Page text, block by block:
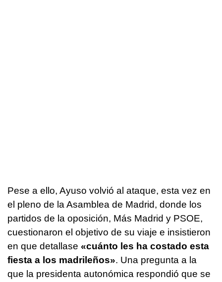
Pese a ello, Ayuso volvió al ataque, esta vez en
el pleno de la Asamblea de Madrid, donde los
partidos de la oposición, Más Madrid y PSOE,
cuestionaron el objetivo de su viaje e insistieron
en que detallase «cuánto les ha costado esta
fiesta a los madrileños». Una pregunta a la
que la presidenta autonómica respondió que se